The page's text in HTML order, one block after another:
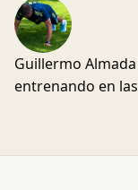
Guillermo
entrenando en